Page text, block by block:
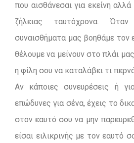
που αισθάνεσαι για εκείνη
ζήλειας ταυτόχρονα.
συναισθήματα μας βοηθάμε τον
θέλουμε να μείνουν στο πλάι
η φίλη σου να καταλάβει τι
Αν κάποιες συνευρέσεις ή
επώδυνες για σένα, έχεις το
στον εαυτό σου να μην
είσαι ειλικρινής με τον εαυτό